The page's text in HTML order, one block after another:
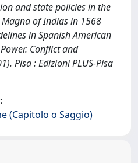
and state policies in the
of Indias in 1568
in Spanish American
Conflict and
Pisa : Edizioni PLUS-Pisa
(Capitolo o Saggio)